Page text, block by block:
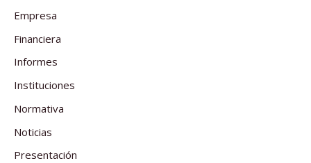
Empresa
Financiera
Informes
Instituciones
Normativa
Noticias
Presentación